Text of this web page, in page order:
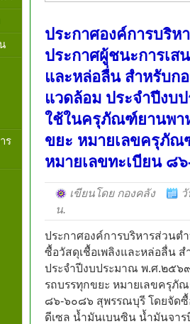
ร
ประกาศองค์การบริห
ประกาศผู้ชนะการเส
และหล่อลื่น สำหรับก
แวดล้อม ประจำปีงบ
ใช้ในครุภัณฑ์ยานพา
ขยะ หมายเลขครุภั
หมายเลขทะเบียน ๘
เขียนโดย กองคลัง
น.
ประกาศองค์การบริหารส่วนต
ซื้อวัสดุเชื้อเพลิงและหล่อลื่น
ประจำปีงบประมาณ พ.ศ.๒๕
รถบรรทุกขยะ หมายเลขครุภั
๘๖-๖๐๘๖ สุพรรณบุรี โดยจัดซื้
ดีเซล น้ำมันเบนซิน น้ำมันจาร